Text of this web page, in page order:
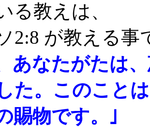
る教えは、
2:8 が教える事
あなたがたは
た。このこと
賜物です。｣